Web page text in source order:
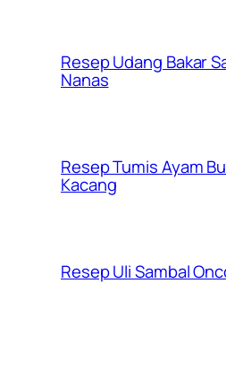
Resep Udang Bakar
Nanas
Resep Tumis Ayam
Kacang
Resep Uli Sambal